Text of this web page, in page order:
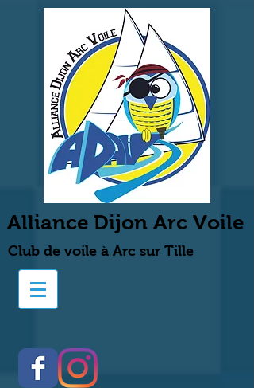
Alliance Dijon Arc Voile
Club de voile à Arc sur Tille